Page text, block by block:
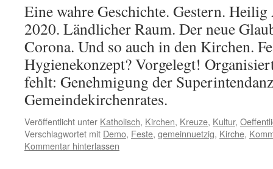
Eine wahre Geschichte. Gestern.
2020. Ländlicher Raum. Der neue
Corona. Und so auch in den Kirchen.
Hygienekonzept? Vorgelegt!
fehlt: Genehmigung der
Gemeindekirchenrates.
Veröffentlicht unter Katholisch, Kirchen, Kreuze, Kultur,
Verschlagwortet mit Demo, Feste, gemeinnuetzig, Kirche,
Kommentar hinterlassen